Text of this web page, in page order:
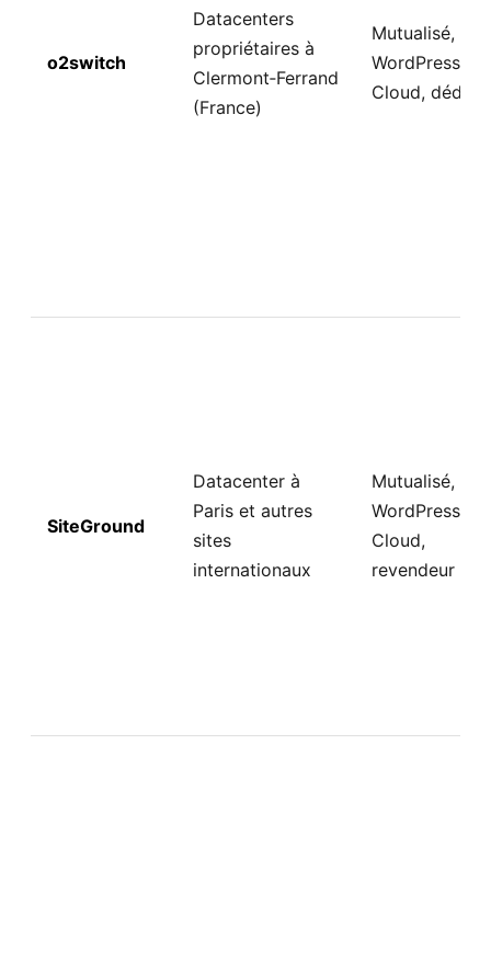
o2switch
Datacenters
propriétaires à
Clermont‑Ferrand
(France)
Mutualisé,
WordPress,
Cloud, dédié
SiteGround
Datacenter à
Paris et autres
sites
internationaux
Mutualisé,
WordPress,
Cloud,
revendeur